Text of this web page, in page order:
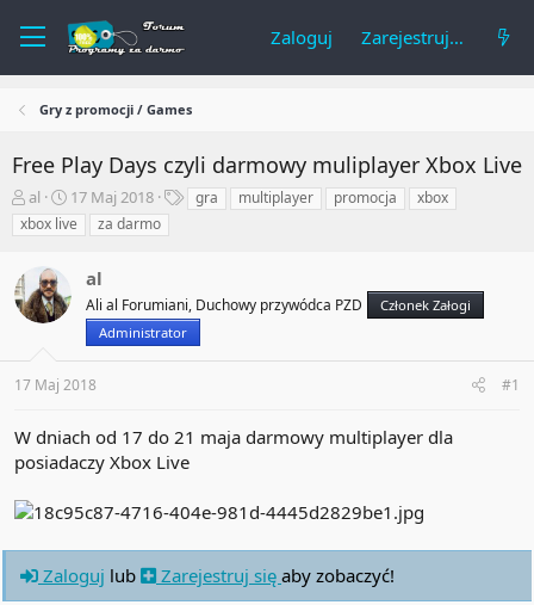
Zaloguj Zarejestruj się
Gry z promocji / Games
Free Play Days czyli darmowy muliplayer Xbox Live
A
u
t
t
e
a
t
al
R
o
z
c
t
y
17 Maj 2018
Tgra multiplayer promocja
xbox
xbox live
za darmo
al
Ali al Forumiani, Duchowy przywódca PZD
Członek Załogi
Administrator
17 Maj 2018 #1
W dniach od 17 do 21 maja darmowy multiplayer dla
posiadaczy Xbox Live
Zaloguj lub Zarejestruj się aby zobaczyć!